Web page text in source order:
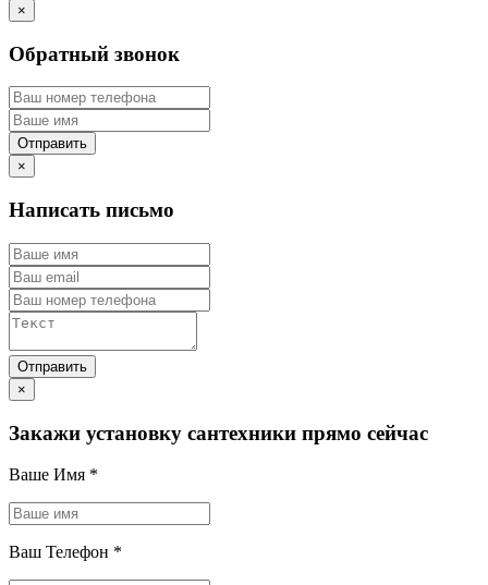
×
Обратный звонок
×
Написать письмо
×
Закажи установку сантехники прямо сейчас
Ваше Имя *
Ваш Телефон *